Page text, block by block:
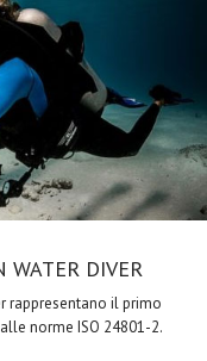
WATER DIVER
rappresentano il primo
norme ISO 24801-2.